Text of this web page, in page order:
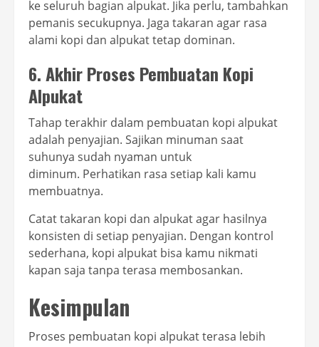
ke seluruh bagian alpukat. Jika perlu, tambahkan
pemanis secukupnya. Jaga takaran agar rasa
alami kopi dan alpukat tetap dominan.
6. Akhir Proses Pembuatan Kopi
Alpukat
Tahap terakhir dalam pembuatan kopi alpukat
adalah penyajian. Sajikan minuman saat
suhunya sudah nyaman untuk
diminum. Perhatikan rasa setiap kali kamu
membuatnya.
Catat takaran kopi dan alpukat agar hasilnya
konsisten di setiap penyajian. Dengan kontrol
sederhana, kopi alpukat bisa kamu nikmati
kapan saja tanpa terasa membosankan.
Kesimpulan
Proses pembuatan kopi alpukat terasa lebih